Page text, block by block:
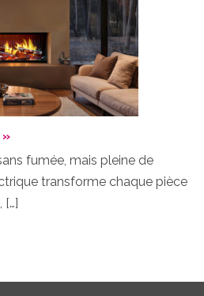
»
fumée, mais pleine de
transforme chaque pièce
[…]